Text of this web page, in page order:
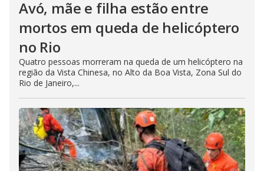
Avó, mãe e filha estão entre
mortos em queda de helicóptero
no Rio
Quatro pessoas morreram na queda de um helicóptero na
região da Vista Chinesa, no Alto da Boa Vista, Zona Sul do
Rio de Janeiro,...